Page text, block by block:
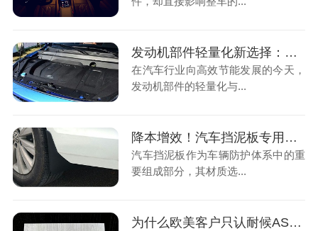
发动机部件轻量化新选择：耐高温尼龙如何破解行业痛点
在汽车行业向高效节能发展的今天，
发动机部件的轻量化与...
降本增效！汽车挡泥板专用改性PP，注塑厂新选择
汽车挡泥板作为车辆防护体系中的重
要组成部分，其材质选...
为什么欧美客户只认耐候ASA做墙板？注塑厂现在跟进还不晚